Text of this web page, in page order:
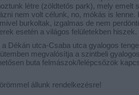
létre (zöldtetős park), mely emelt
nem volt célunk, no, mókás is lenne.
burkoltak, izgalmas de nem
esetén a világos felületekben hiszek.
Dékán utca-Csaba utca gyalogos
megvalósítja a szintbeli gyalogos
buta felmászok/lelépcsőzök
állunk rendelkezésre!